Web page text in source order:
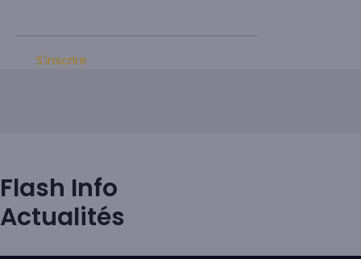
S'inscrire
Flash Info
Actualités